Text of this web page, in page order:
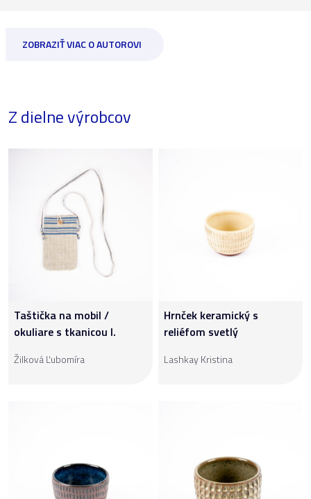
ZOBRAZIŤ VIAC O AUTOROVI
Z dielne výrobcov
Taštička na mobil /
okuliare s tkanicou I.
Žilková Ľubomíra
Hrnček keramický s
reliéfom svetlý
Lashkay Kristina